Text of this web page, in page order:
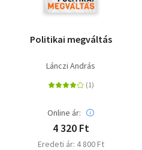
Politikai megváltás
Lánczi András
Online ár:
4 320 Ft
Eredeti ár: 4 800 Ft